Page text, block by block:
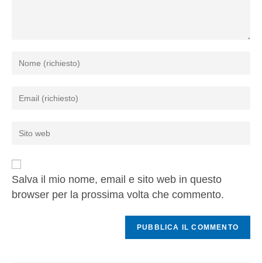
Salva il mio nome, email e sito web in questo
browser per la prossima volta che commento.